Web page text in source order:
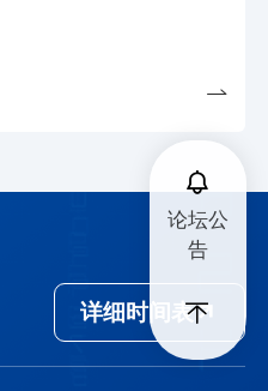
详细时间表
论坛公
告